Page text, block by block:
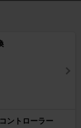
ントローラー